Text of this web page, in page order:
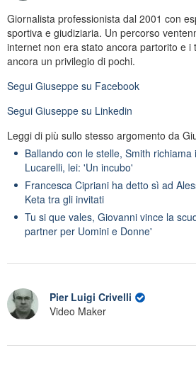
Giornalista professionista dal 2001 con
sportiva e giudiziaria. Un percorso
internet non era stato ancora partorito e i
ancora un privilegio di pochi.
Segui Giuseppe su Facebook
Segui Giuseppe su Linkedin
Leggi di più sullo stesso argomento da
Ballando con le stelle, Smith
Lucarelli, lei: 'Un incubo'
Francesca Cipriani ha detto sì ad
Keta tra gli invitati
Tu si que vales, Giovanni vince la
partner per Uomini e Donne'
Pier Luigi Crivelli
Video Maker